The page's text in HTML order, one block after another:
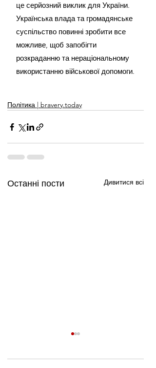
це серйозний виклик для України.
Українська влада та громадянське
суспільство повинні зробити все
можливе, щоб запобігти
розкраданню та нераціональному
використанню військової допомоги.
Політика | bravery.today
Останні пости Дивитися всі